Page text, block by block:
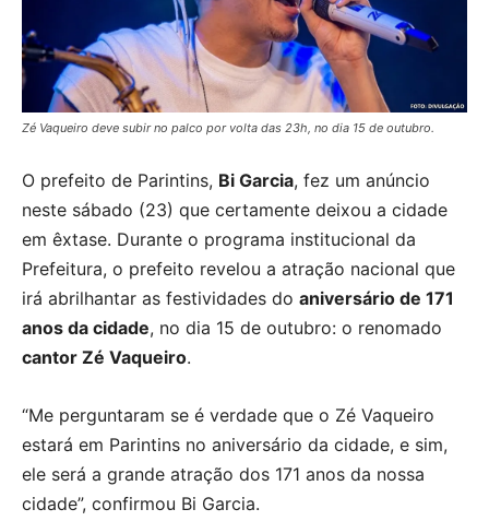
Zé Vaqueiro deve subir no palco por volta das 23h, no dia 15 de outubro.
O prefeito de Parintins, Bi Garcia, fez um anúncio
neste sábado (23) que certamente deixou a cidade
em êxtase. Durante o programa institucional da
Prefeitura, o prefeito revelou a atração nacional que
irá abrilhantar as festividades do aniversário de 171
anos da cidade, no dia 15 de outubro: o renomado
cantor Zé Vaqueiro.
“Me perguntaram se é verdade que o Zé Vaqueiro
estará em Parintins no aniversário da cidade, e sim,
ele será a grande atração dos 171 anos da nossa
cidade”, confirmou Bi Garcia.